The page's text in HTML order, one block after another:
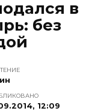
в
без
12:09